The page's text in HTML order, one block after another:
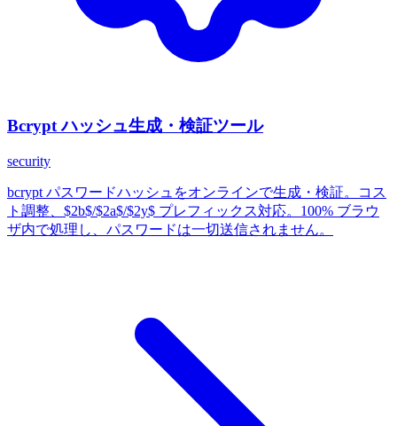
Bcrypt ハッシュ生成・検証ツール
security
bcrypt パスワードハッシュをオンラインで生成・検証。コス
ト調整、$2b$/$2a$/$2y$ プレフィックス対応。100% ブラウ
ザ内で処理し、パスワードは一切送信されません。